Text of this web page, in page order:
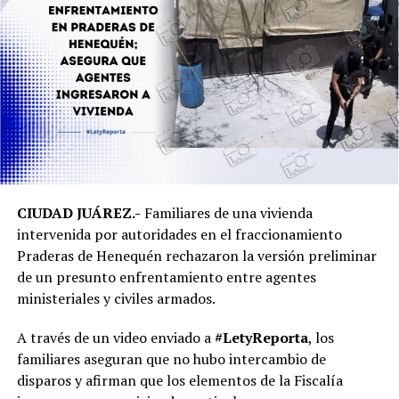
CIUDAD JUÁREZ.- Familiares de una vivienda
intervenida por autoridades en el fraccionamiento
Praderas de Henequén rechazaron la versión preliminar
de un presunto enfrentamiento entre agentes
ministeriales y civiles armados.
A través de un video enviado a#LetyReporta, los
familiares aseguran que no hubo intercambio de
disparos y afirman que los elementos de la Fiscalía